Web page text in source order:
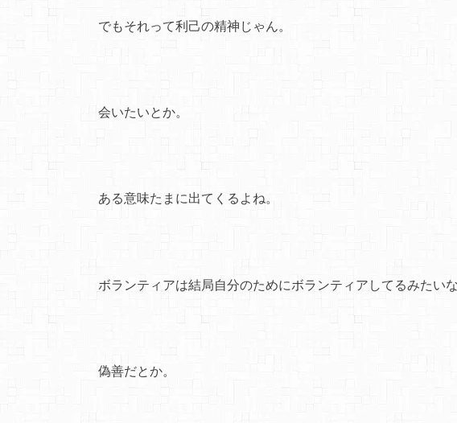
でもそれって利己の精神じゃん。
会いたいとか。
ある意味たまに出てくるよね。
ボランティアは結局自分のためにボランティアしてるみたいな
偽善だとか。